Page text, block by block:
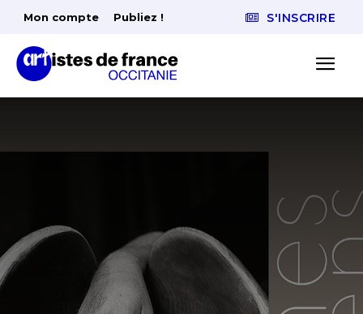
Mon compte Publiez ! S'INSCRIRE